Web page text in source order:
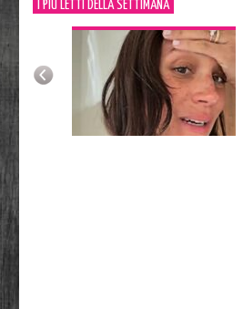
I PIÙ LETTI DELLA SETTIMANA